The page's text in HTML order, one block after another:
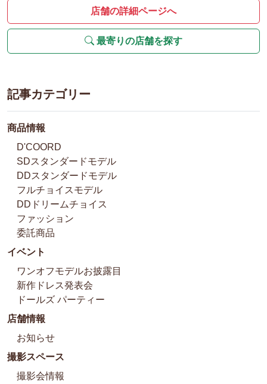
店舗の詳細ページへ
最寄りの店舗を探す
記事カテゴリー
商品情報
D'COORD
SDスタンダードモデル
DDスタンダードモデル
フルチョイスモデル
DDドリームチョイス
ファッション
委託商品
イベント
ワンオフモデルお披露目
新作ドレス発表会
ドールズ パーティー
店舗情報
お知らせ
撮影スペース
撮影会情報